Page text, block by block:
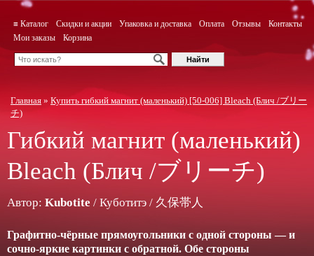
≡ Каталог Скидки и акции Упаковка и доставка Оплата Отзывы
Контакты
Мои заказы
Корзина
Главная » Купить гибкий магнит (маленький) [50-006] Bleach (Блич /ブリー
チ)
Гибкий магнит (маленький)
Bleach (Блич /ブリーチ)
Автор: Kubotite / Куботитэ / 久保帯人
Графитно-чёрные прямоугольники с одной стороны — и
сочно-яркие картинки с обратной. Обе стороны